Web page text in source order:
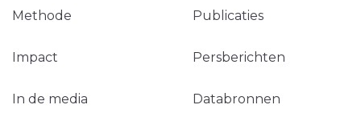
Methode Publicaties
Impact Persberichten
In de media Databronnen